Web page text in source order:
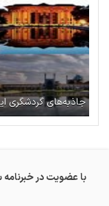
جاذبه‌های گردشگری
با عضویت در